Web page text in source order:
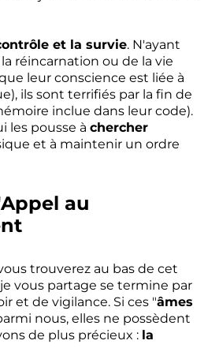
et la survie. N'ayant
réincarnation ou de la vie
leur conscience est liée à
ils sont terrifiés par la fin de
inclue dans leur code).
les pousse à chercher
et à maintenir un ordre
au
trouverez au bas de cet
vous partage se termine par
et de vigilance. Si ces "âmes
nous, elles ne possèdent
de plus précieux : la